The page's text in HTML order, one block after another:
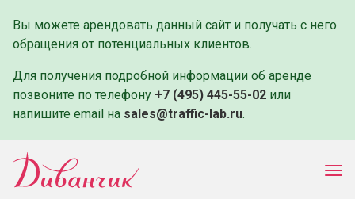
Вы можете арендовать данный сайт и получать с него
обращения от потенциальных клиентов.
Для получения подробной информации об аренде
позвоните по телефону +7 (495) 445-55-02 или
напишите email на sales@traffic-lab.ru.